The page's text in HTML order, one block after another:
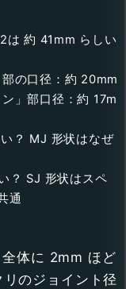
は 約 41mm らしい
の口径：約 20mm
」部口径：約 17m
？ MJ 形状はなぜ
？ SJ 形状はスペ
通
体に 2mm ほど
のジョイント径